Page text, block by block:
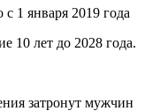
с 1 января 2019 года
10 лет до 2028 года.
затронут мужчин